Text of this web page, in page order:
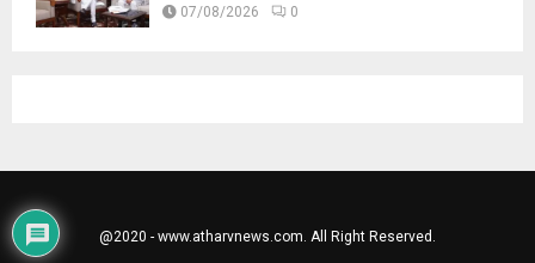
07/08/2026 0
@2020 - www.atharvnews.com. All Right Reserved.